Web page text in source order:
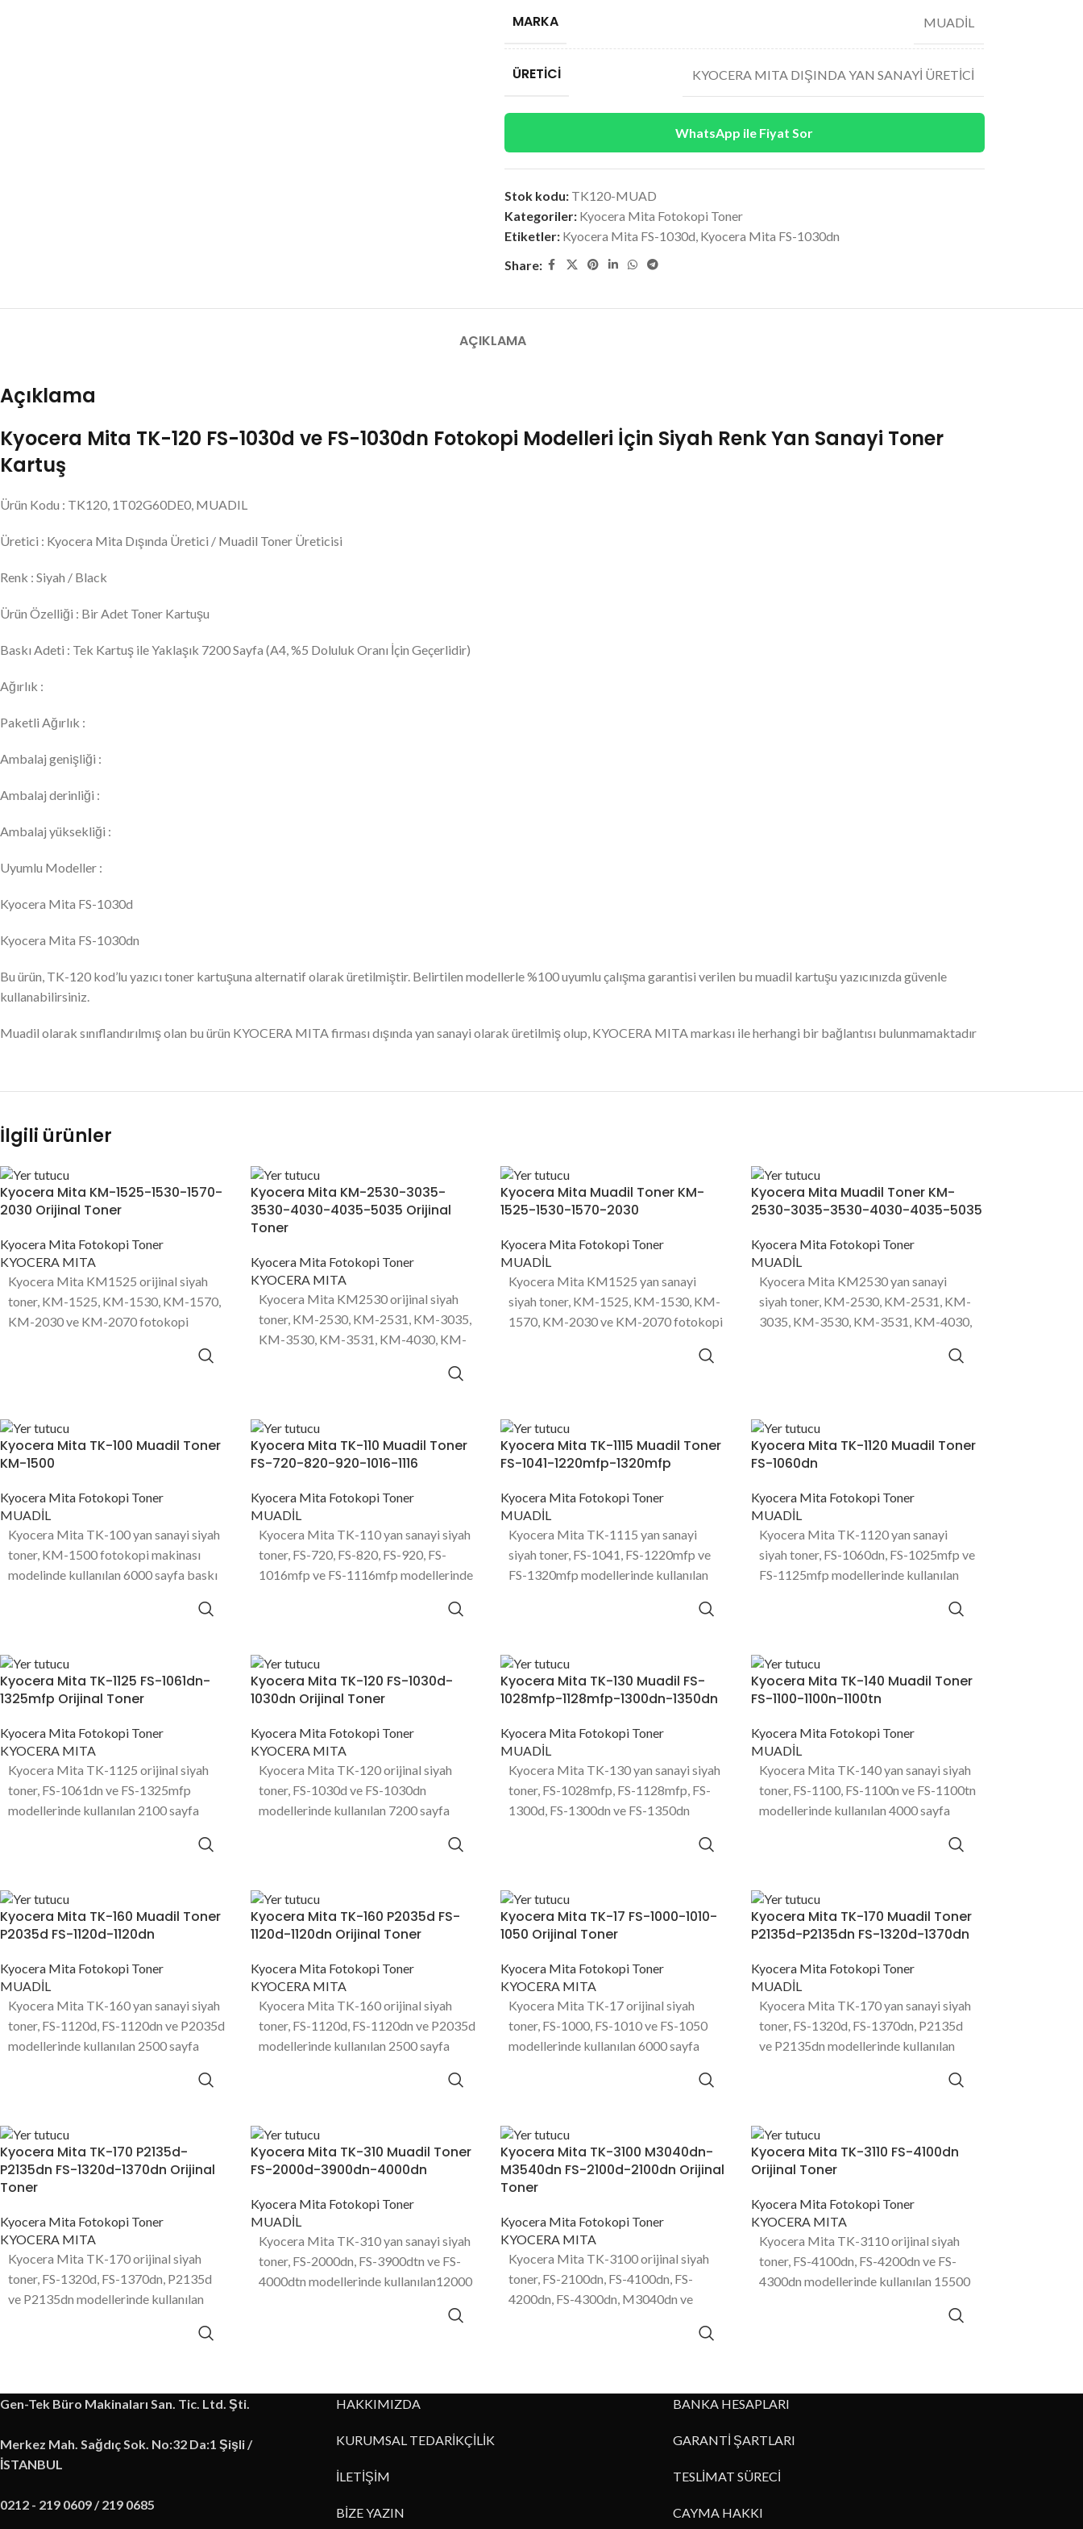
MARKA MUADİL
ÜRETICI KYOCERA MITA DIŞINDA YAN SANAYİ ÜRETİCİ
WhatsApp ile Fiyat Sor
Stok kodu: TK120-MUAD
Kategoriler: Kyocera Mita Fotokopi Toner
Etiketler: Kyocera Mita FS-1030d, Kyocera Mita FS-1030dn
Share:
AÇIKLAMA
Açıklama
Kyocera Mita TK-120 FS-1030d ve FS-1030dn Fotokopi Modelleri İçin Siyah Renk Yan Sanayi Toner
Kartuş
Ürün Kodu : TK120, 1T02G60DE0, MUADIL
Üretici : Kyocera Mita Dışında Üretici / Muadil Toner Üreticisi
Renk : Siyah / Black
Ürün Özelliği : Bir Adet Toner Kartuşu
Baskı Adeti : Tek Kartuş ile Yaklaşık 7200 Sayfa (A4, %5 Doluluk Oranı İçin Geçerlidir)
Ağırlık :
Paketli Ağırlık :
Ambalaj genişliği :
Ambalaj derinliği :
Ambalaj yüksekliği :
Uyumlu Modeller :
Kyocera Mita FS-1030d
Kyocera Mita FS-1030dn
Bu ürün, TK-120 kod’lu yazıcı toner kartuşuna alternatif olarak üretilmiştir. Belirtilen modellerle %100 uyumlu çalışma garantisi verilen bu muadil kartuşu yazıcınızda güvenle
kullanabilirsiniz.
Muadil olarak sınıflandırılmış olan bu ürün KYOCERA MITA firması dışında yan sanayi olarak üretilmiş olup, KYOCERA MITA markası ile herhangi bir bağlantısı bulunmamaktadır
İlgili ürünler
Kyocera Mita KM-1525-1530-1570-
2030 Orijinal Toner
Kyocera Mita Fotokopi Toner
KYOCERA MITA
Kyocera Mita KM1525 orijinal siyah
toner, KM-1525, KM-1530, KM-1570,
KM-2030 ve KM-2070 fotokopi
sayfa baskı kapasitesine sahip toner
Kyocera Mita KM-2530-3035-
3530-4030-4035-5035 Orijinal
Toner
Kyocera Mita Fotokopi Toner
KYOCERA MITA
Kyocera Mita KM2530 orijinal siyah
toner, KM-2530, KM-2531, KM-3035,
KM-3530, KM-3531, KM-4030, KM-
makinası modellerinde kullanılan 34000
ürünüdür.
Kyocera Mita Muadil Toner KM-
1525-1530-1570-2030
Kyocera Mita Fotokopi Toner
MUADİL
Kyocera Mita KM1525 yan sanayi
siyah toner, KM-1525, KM-1530, KM-
1570, KM-2030 ve KM-2070 fotokopi
sayfa baskı kapasitesine sahip toner
Kyocera Mita Muadil Toner KM-
2530-3035-3530-4030-4035-5035
Kyocera Mita Fotokopi Toner
MUADİL
Kyocera Mita KM2530 yan sanayi
siyah toner, KM-2530, KM-2531, KM-
3035, KM-3530, KM-3531, KM-4030,
Kyocera Mita TK-100 Muadil Toner
KM-1500
Kyocera Mita Fotokopi Toner
MUADİL
Kyocera Mita TK-100 yan sanayi siyah
toner, KM-1500 fotokopi makinası
modelinde kullanılan 6000 sayfa baskı
Kyocera Mita TK-110 Muadil Toner
FS-720-820-920-1016-1116
Kyocera Mita Fotokopi Toner
MUADİL
Kyocera Mita TK-110 yan sanayi siyah
toner, FS-720, FS-820, FS-920, FS-
1016mfp ve FS-1116mfp modellerinde
Kyocera Mita TK-1115 Muadil Toner
FS-1041-1220mfp-1320mfp
Kyocera Mita Fotokopi Toner
MUADİL
Kyocera Mita TK-1115 yan sanayi
siyah toner, FS-1041, FS-1220mfp ve
FS-1320mfp modellerinde kullanılan
Kyocera Mita TK-1120 Muadil Toner
FS-1060dn
Kyocera Mita Fotokopi Toner
MUADİL
Kyocera Mita TK-1120 yan sanayi
siyah toner, FS-1060dn, FS-1025mfp ve
FS-1125mfp modellerinde kullanılan
Kyocera Mita TK-1125 FS-1061dn-
1325mfp Orijinal Toner
Kyocera Mita Fotokopi Toner
KYOCERA MITA
Kyocera Mita TK-1125 orijinal siyah
toner, FS-1061dn ve FS-1325mfp
modellerinde kullanılan 2100 sayfa
Kyocera Mita TK-120 FS-1030d-
1030dn Orijinal Toner
Kyocera Mita Fotokopi Toner
KYOCERA MITA
Kyocera Mita TK-120 orijinal siyah
toner, FS-1030d ve FS-1030dn
modellerinde kullanılan 7200 sayfa
Kyocera Mita TK-130 Muadil FS-
1028mfp-1128mfp-1300dn-1350dn
Kyocera Mita Fotokopi Toner
MUADİL
Kyocera Mita TK-130 yan sanayi siyah
toner, FS-1028mfp, FS-1128mfp, FS-
1300d, FS-1300dn ve FS-1350dn
Kyocera Mita TK-140 Muadil Toner
FS-1100-1100n-1100tn
Kyocera Mita Fotokopi Toner
MUADİL
Kyocera Mita TK-140 yan sanayi siyah
toner, FS-1100, FS-1100n ve FS-1100tn
modellerinde kullanılan 4000 sayfa
Kyocera Mita TK-160 Muadil Toner
P2035d FS-1120d-1120dn
Kyocera Mita Fotokopi Toner
MUADİL
Kyocera Mita TK-160 yan sanayi siyah
toner, FS-1120d, FS-1120dn ve P2035d
modellerinde kullanılan 2500 sayfa
Kyocera Mita TK-160 P2035d FS-
1120d-1120dn Orijinal Toner
Kyocera Mita Fotokopi Toner
KYOCERA MITA
Kyocera Mita TK-160 orijinal siyah
toner, FS-1120d, FS-1120dn ve P2035d
modellerinde kullanılan 2500 sayfa
Kyocera Mita TK-17 FS-1000-1010-
1050 Orijinal Toner
Kyocera Mita Fotokopi Toner
KYOCERA MITA
Kyocera Mita TK-17 orijinal siyah
toner, FS-1000, FS-1010 ve FS-1050
modellerinde kullanılan 6000 sayfa
Kyocera Mita TK-170 Muadil Toner
P2135d-P2135dn FS-1320d-1370dn
Kyocera Mita Fotokopi Toner
MUADİL
Kyocera Mita TK-170 yan sanayi siyah
toner, FS-1320d, FS-1370dn, P2135d
ve P2135dn modellerinde kullanılan
Kyocera Mita TK-170 P2135d-
P2135dn FS-1320d-1370dn Orijinal
Toner
Kyocera Mita Fotokopi Toner
KYOCERA MITA
Kyocera Mita TK-170 orijinal siyah
toner, FS-1320d, FS-1370dn, P2135d
ve P2135dn modellerinde kullanılan
Kyocera Mita TK-310 Muadil Toner
FS-2000d-3900dn-4000dn
Kyocera Mita Fotokopi Toner
MUADİL
Kyocera Mita TK-310 yan sanayi siyah
toner, FS-2000dn, FS-3900dtn ve FS-
4000dtn modellerinde kullanılan12000
Kyocera Mita TK-3100 M3040dn-
M3540dn FS-2100d-2100dn Orijinal
Toner
Kyocera Mita Fotokopi Toner
KYOCERA MITA
Kyocera Mita TK-3100 orijinal siyah
toner, FS-2100dn, FS-4100dn, FS-
4200dn, FS-4300dn, M3040dn ve
12500 sayfa baskı kapasitesine sahip
Kyocera Mita TK-3110 FS-4100dn
Orijinal Toner
Kyocera Mita Fotokopi Toner
KYOCERA MITA
Kyocera Mita TK-3110 orijinal siyah
toner, FS-4100dn, FS-4200dn ve FS-
4300dn modellerinde kullanılan 15500
Gen-Tek Büro Makinaları San. Tic. Ltd. Şti.
Merkez Mah. Sağdıç Sok. No:32 Da:1 Şişli /
İSTANBUL
0212 - 219 0609 / 219 0685
HAKKIMIZDA
KURUMSAL TEDARİKÇİLİK
İLETİŞİM
BİZE YAZIN
BANKA HESAPLARI
GARANTİ ŞARTLARI
TESLİMAT SÜRECİ
CAYMA HAKKI